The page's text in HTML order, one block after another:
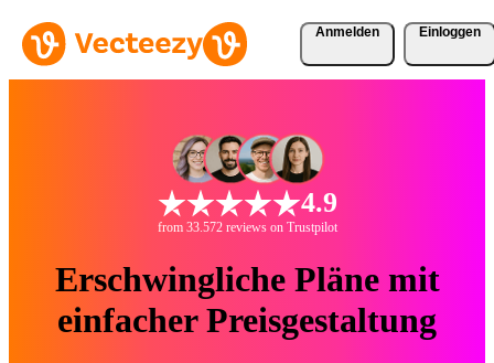
Anmelden Einloggen
4.9
from 33.572 reviews on Trustpilot
Erschwingliche Pläne mit
einfacher Preisgestaltung